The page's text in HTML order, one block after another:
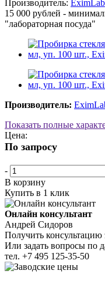
Производитель: EximLab
15 000 рублей -
"лабораторная посуда"
Производитель:
Показать полные
Цена:
По запросу
-
В корзину
Купить в 1 клик
Онлайн консультант
Андрей Сидоров
Получить консультацию
Или задать вопросы по
тел. +7 495 125-35-50